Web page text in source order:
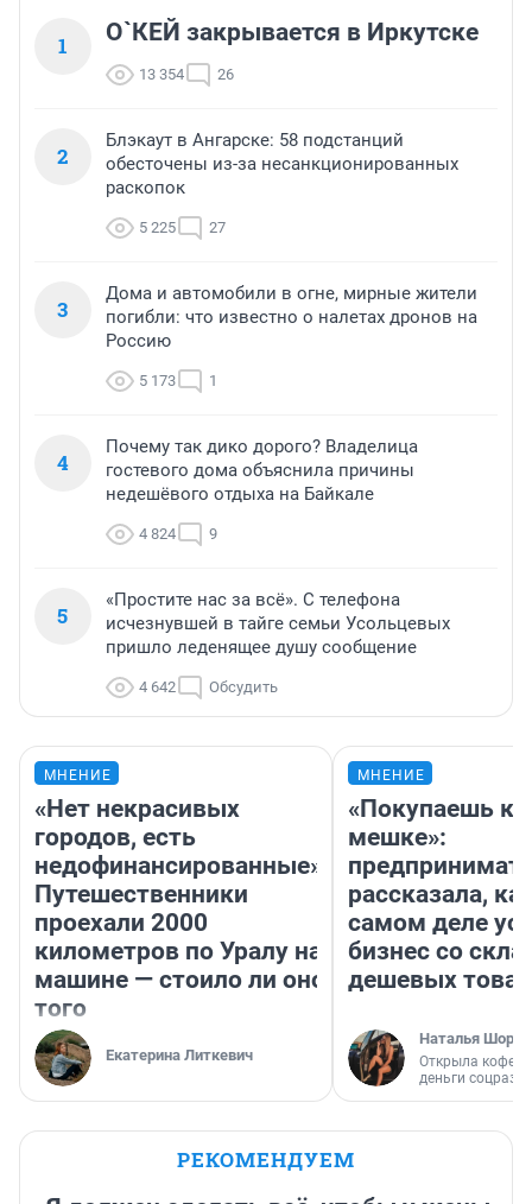
1 О`КЕЙ закрывается в Иркутске
13 354 26
2
Блэкаут в Ангарске: 58 подстанций
обесточены из-за несанкционированных
раскопок
5 225 27
3
Дома и автомобили в огне, мирные жители
погибли: что известно о налетах дронов на
Россию
5 173 1
4
Почему так дико дорого? Владелица
гостевого дома объяснила причины
недешёвого отдыха на Байкале
4 824 9
5
«Простите нас за всё». С телефона
исчезнувшей в тайге семьи Усольцевых
пришло леденящее душу сообщение
4 642 Обсудить
МНЕНИЕ
«Нет некрасивых
городов, есть
недофинансированные».
Путешественники
проехали 2000
километров по Уралу на
машине — стоило ли оно
того
Екатерина Литкевич
МНЕНИЕ
«Покупаешь
мешке»:
рассказала,
самом деле
бизнес со
дешевых
Наталья
Открыла
деньги
РЕКОМЕНДУЕМ